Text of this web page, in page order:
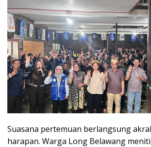
Suasana pertemuan berlangsung
harapan. Warga Long Belawang